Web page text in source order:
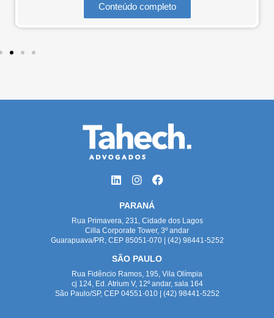
Conteúdo completo
PARANÁ
Rua Primavera, 231, Cidade dos Lagos
Cilla Corporate Tower, 3º andar
Guarapuava/PR, CEP 85051-070 | (42) 98441-5252
SÃO PAULO
Rua Fidêncio Ramos, 195, Vila Olímpia
cj 124, Ed. Atrium V, 12º andar, sala 164
São Paulo/SP, CEP 04551-010 | (42) 98441-5252